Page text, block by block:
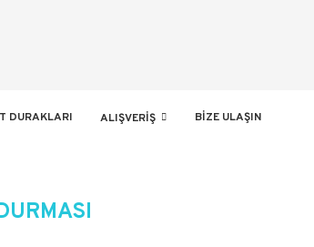
DURAKLARI ALIŞVERIŞ BIZE ULAŞIN